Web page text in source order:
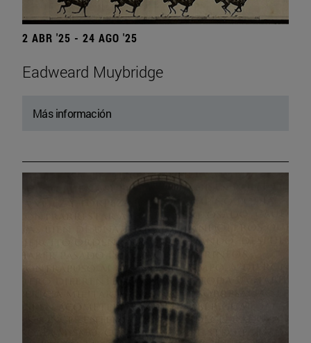
2 ABR '25 - 24 AGO '25
Eadweard Muybridge
Más información